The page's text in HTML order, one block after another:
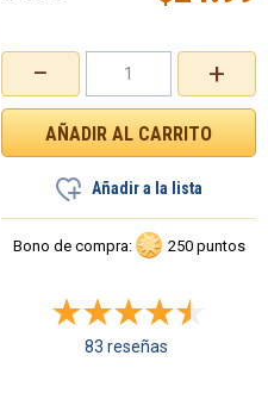
+
−
Añadir a la lista
Bono de compra: 250 puntos
83 reseñas